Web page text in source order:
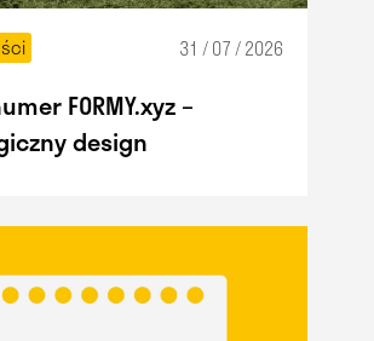
31 / 07 / 2026
FORMY.xyz –
design